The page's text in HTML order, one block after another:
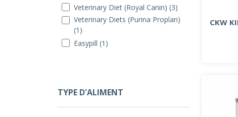
Veterinary Diet (Royal Canin) (3)
Veterinary Diets (Purina Proplan)
(1)
Easypill (1)
TYPE D'ALIMENT
CKW